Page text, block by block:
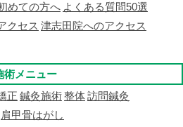
めての方へ よくある質問50選
クセス 津志田院へのアクセス
術メニュー
正 鍼灸施術整体訪問鍼灸
肩甲骨はがし